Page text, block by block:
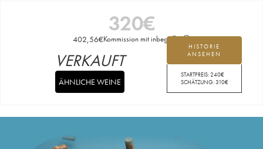
320€
402,56€Kommission mit inbegriffen
HISTORIE
ANSEHEN
STARTPREIS:240€
SCHÄTZUNG:310€
VERKAUFT
ÄHNLICHE WEINE